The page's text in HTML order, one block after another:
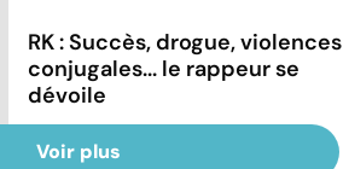
RK : Succès, drogue, violences
conjugales... le rappeur se
dévoile
Voir plus